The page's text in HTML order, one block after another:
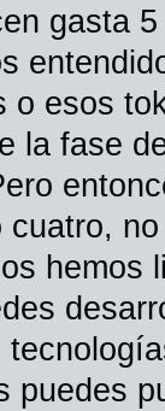
gasta
o esos
la fase
cuatro,
hemos
puedes